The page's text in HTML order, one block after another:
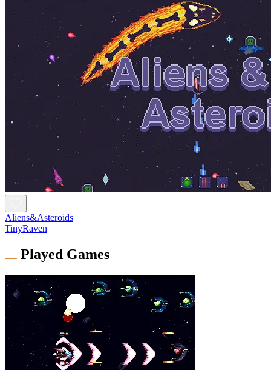
Aliens&Asteroids
TinyRaven
Played Games